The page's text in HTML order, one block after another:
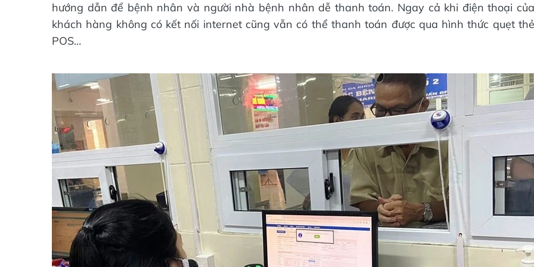
hướng dẫn để bệnh nhân và người nhà bệnh nhân dễ thanh toán. Ngay cả khi điện thoại của
khách hàng không có kết nối internet cũng vẫn có thể thanh toán được qua hình thức quẹt thẻ
POS…